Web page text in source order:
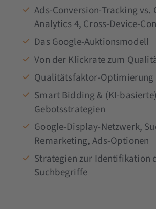
Ads-Conversion-Tracking vs.
Analytics 4, Cross-Device-
Das Google-Auktionsmodell
Von der Klickrate zum
Qualitätsfaktor-Optimierung
Smart Bidding & (KI-basierte)
Gebotsstrategien
Google-Display-Netzwerk,
Remarketing, Ads-Optionen
Strategien zur Identifikation
Suchbegriffe